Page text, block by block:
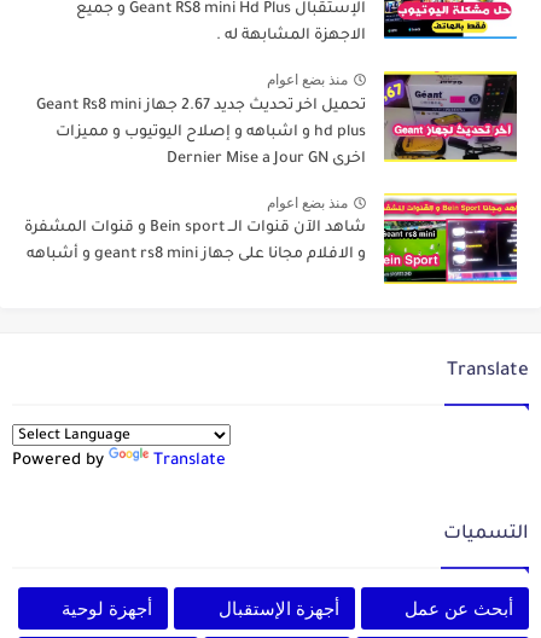
الإستقبال Geant RS8 mini Hd Plus و جميع
الاجهزة المشابهة له .
منذ بضع اعوام
تحميل اخر تحديث جديد 2.67 جهاز Geant Rs8 mini
hd plus و اشباهه و إصلاح اليوتيوب و مميزات
اخرى Dernier Mise a Jour GN
منذ بضع اعوام
شاهد الآن قنوات الــ Bein sport و قنوات المشفرة
و الافلام مجانا على جهاز geant rs8 mini و أشباهه
Translate
Powered by Translate
التسميات
أبحث عن عمل أجهزة الإستقبال أجهزة لوحية